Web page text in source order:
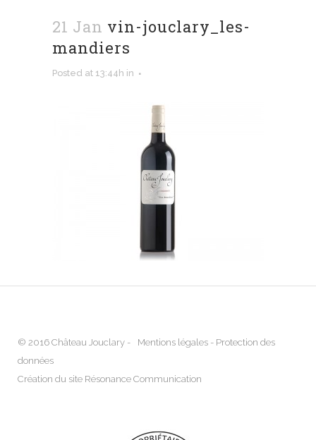
21 Jan vin-jouclary_les-
mandiers
Posted at 13:44h in
© 2016 Château Jouclary - Mentions légales - Protection des
données
Création du site Résonance Communication